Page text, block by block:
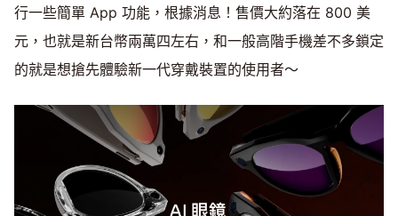
行一些簡單 App 功能，根據消息！售價大約落在 800 美
元，也就是新台幣兩萬四左右，和一般高階手機差不多鎖定
的就是想搶先體驗新一代穿戴裝置的使用者～